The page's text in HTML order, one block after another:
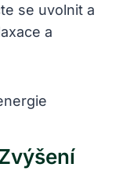
se uvolnit a
a